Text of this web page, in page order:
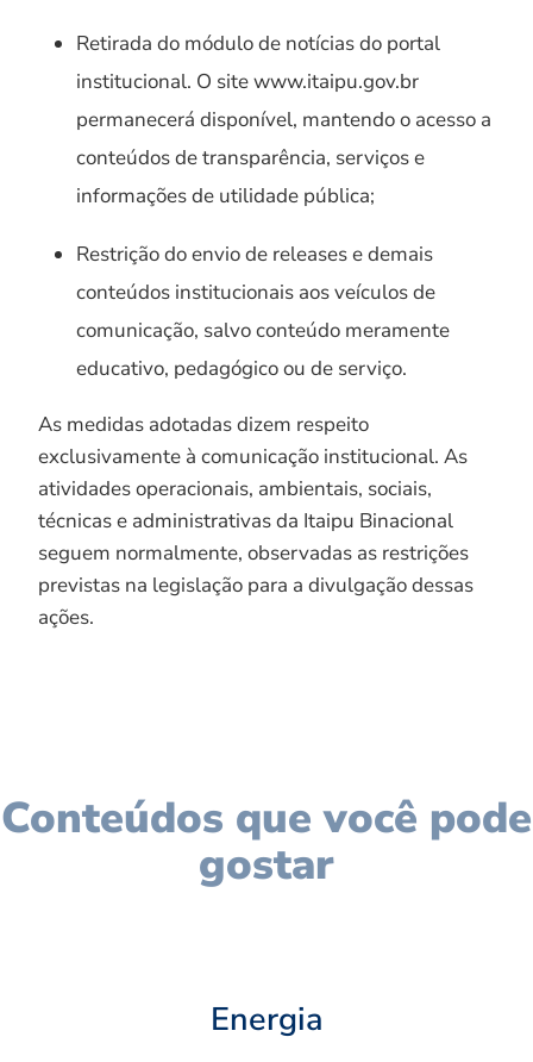
Retirada do módulo de notícias do portal
institucional. O site www.itaipu.gov.br
permanecerá disponível, mantendo o acesso a
conteúdos de transparência, serviços e
informações de utilidade pública;
Restrição do envio de releases e demais
conteúdos institucionais aos veículos de
comunicação, salvo conteúdo meramente
educativo, pedagógico ou de serviço.
As medidas adotadas dizem respeito
exclusivamente à comunicação institucional. As
atividades operacionais, ambientais, sociais,
técnicas e administrativas da Itaipu Binacional
seguem normalmente, observadas as restrições
previstas na legislação para a divulgação dessas
ações.
Conteúdos que você pode
gostar
Energia